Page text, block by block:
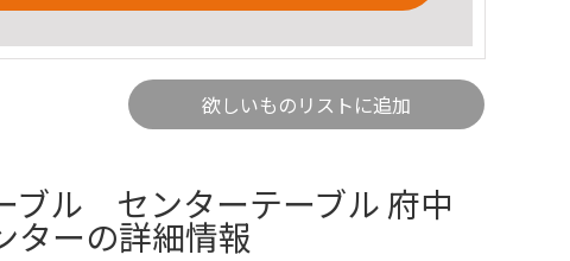
欲しいものリストに追加
ル センターテーブル 府中
ターの詳細情報